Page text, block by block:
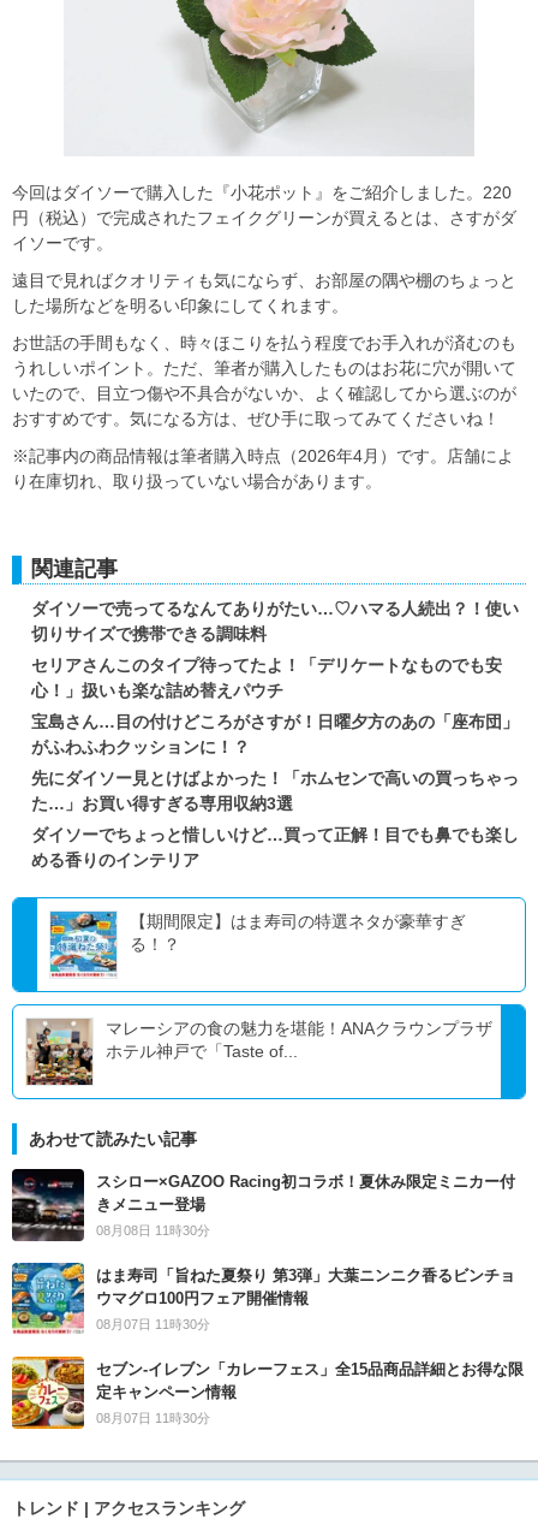
今回はダイソーで購入した『小花ポット』をご紹介しました。220
円（税込）で完成されたフェイクグリーンが買えるとは、さすがダ
イソーです。
遠目で見ればクオリティも気にならず、お部屋の隅や棚のちょっと
した場所などを明るい印象にしてくれます。
お世話の手間もなく、時々ほこりを払う程度でお手入れが済むのも
うれしいポイント。ただ、筆者が購入したものはお花に穴が開いて
いたので、目立つ傷や不具合がないか、よく確認してから選ぶのが
おすすめです。気になる方は、ぜひ手に取ってみてくださいね！
※記事内の商品情報は筆者購入時点（2026年4月）です。店舗によ
り在庫切れ、取り扱っていない場合があります。
関連記事
ダイソーで売ってるなんてありがたい…♡ハマる人続出？！使い
切りサイズで携帯できる調味料
セリアさんこのタイプ待ってたよ！「デリケートなものでも安
心！」扱いも楽な詰め替えパウチ
宝島さん…目の付けどころがさすが！日曜夕方のあの「座布団」
がふわふわクッションに！？
先にダイソー見とけばよかった！「ホムセンで高いの買っちゃっ
た…」お買い得すぎる専用収納3選
ダイソーでちょっと惜しいけど…買って正解！目でも鼻でも楽し
める香りのインテリア
【期間限定】はま寿司の特選ネタが豪華すぎ
る！？
マレーシアの食の魅力を堪能！ANAクラウンプラザ
ホテル神戸で「Taste of...
あわせて読みたい記事
スシロー×GAZOO Racing初コラボ！夏休み限定ミニカー付
きメニュー登場
08月08日 11時30分
はま寿司「旨ねた夏祭り 第3弾」大葉ニンニク香るビンチョ
ウマグロ100円フェア開催情報
08月07日 11時30分
セブン‐イレブン「カレーフェス」全15品商品詳細とお得な限
定キャンペーン情報
08月07日 11時30分
トレンド | アクセスランキング